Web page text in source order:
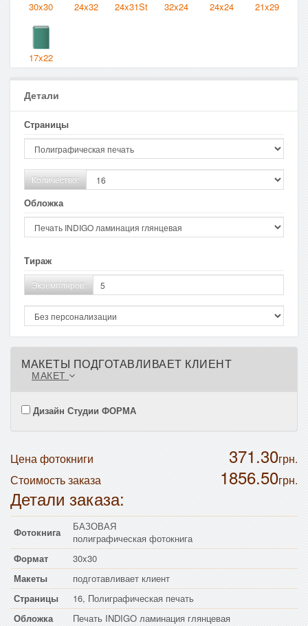
30x30 24x32 24x31St 32x24 24x24 21x29
17x22
Детали
Страницы
Количество:
Обложка
Тираж
Экземпляров:
МАКЕТЫ ПОДГОТАВЛИВАЕТ КЛИЕНТ
МАКЕТ
Дизайн Студии ФОРМА
Цена фотокниги 371.30грн.
1856.50грн.
Стоимость заказа
Детали заказа:
Фотокнига
БАЗОВАЯ
полиграфическая фотокнига
Формат
30x30
Макеты
подготавливает клиент
Страницы
16, Полиграфическая печать
Обложка
Печать INDIGO ламинация глянцевая